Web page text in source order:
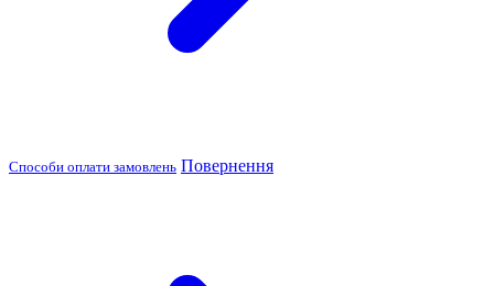
Способи оплати замовлень Повернення